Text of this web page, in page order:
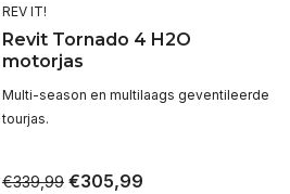
REV IT!
Revit Tornado 4 H2O
motorjas
Multi-season en multilaags geventileerde
tourjas.
€339,99 €305,99